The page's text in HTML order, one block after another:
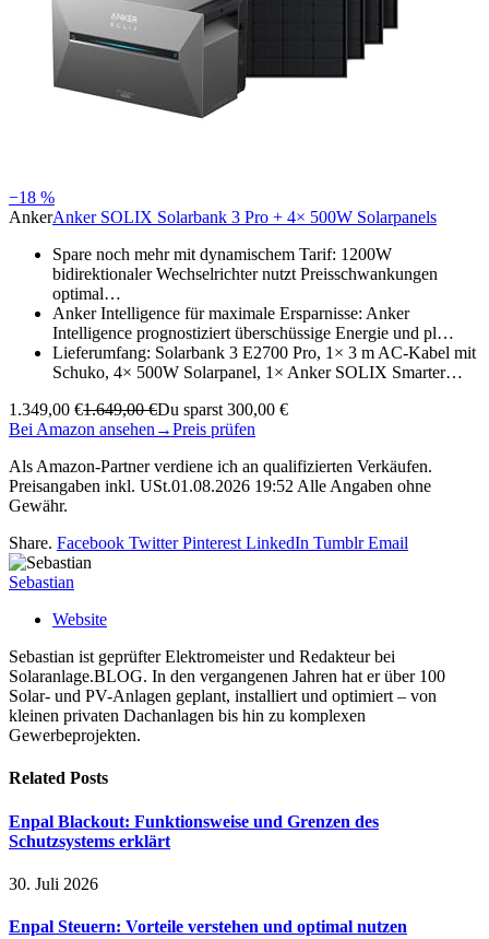
−18 %
AnkerAnker SOLIX Solarbank 3 Pro + 4× 500W Solarpanels
Spare noch mehr mit dynamischem Tarif: 1200W
bidirektionaler Wechselrichter nutzt Preisschwankungen
optimal…
Anker Intelligence für maximale Ersparnisse: Anker
Intelligence prognostiziert überschüssige Energie und pl…
Lieferumfang: Solarbank 3 E2700 Pro, 1× 3 m AC-Kabel mit
Schuko, 4× 500W Solarpanel, 1× Anker SOLIX Smarter…
1.349,00 €1.649,00 €Du sparst 300,00 €
Bei Amazon ansehen →Preis prüfen
Als Amazon-Partner verdiene ich an qualifizierten Verkäufen.
Preisangaben inkl. USt.01.08.2026 19:52 Alle Angaben ohne
Gewähr.
Share. Facebook Twitter Pinterest LinkedIn Tumblr Email
Sebastian
Website
Sebastian ist geprüfter Elektromeister und Redakteur bei
Solaranlage.BLOG. In den vergangenen Jahren hat er über 100
Solar- und PV-Anlagen geplant, installiert und optimiert – von
kleinen privaten Dachanlagen bis hin zu komplexen
Gewerbeprojekten.
Related Posts
Enpal Blackout: Funktionsweise und Grenzen des
Schutzsystems erklärt
30. Juli 2026
Enpal Steuern: Vorteile verstehen und optimal nutzen